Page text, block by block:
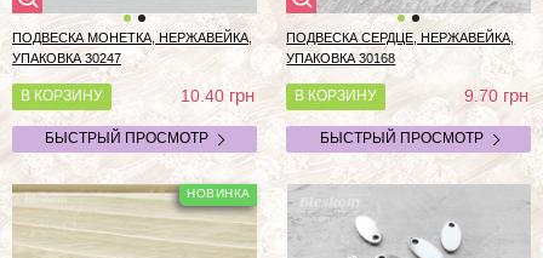
ПОДВЕСКА МОНЕТКА, НЕРЖАВЕЙКА,
УПАКОВКА 30247
В КОРЗИНУ 10.40грн
БЫСТРЫЙ ПРОСМОТР
ПОДВЕСКА СЕРДЦЕ, НЕРЖАВЕЙКА,
УПАКОВКА 30168
В КОРЗИНУ 9.70грн
БЫСТРЫЙ ПРОСМОТР